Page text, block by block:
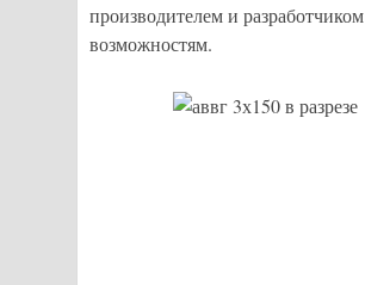
производителем и разработчиком
возможностям.